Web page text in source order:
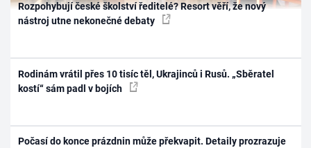
Rozpohybují české školství ředitelé? Resort věří, že nový
nástroj utne nekonečné debaty
Rodinám vrátil přes 10 tisíc těl, Ukrajinců i Rusů. „Sběratel
kostí“ sám padl v bojích
Počasí do konce prázdnin může překvapit. Detaily prozrazuje